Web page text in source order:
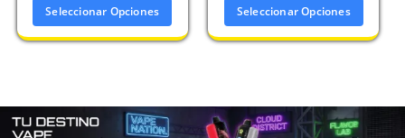
Seleccionar Opciones Seleccionar Opciones